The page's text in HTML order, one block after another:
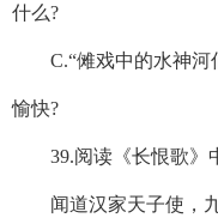
什么?
C.“傩戏中的水神河
愉快?
39.阅读《长恨歌》
闻道汉家天子使，九